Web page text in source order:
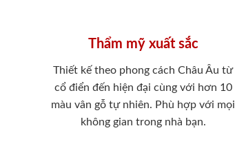
Thẩm mỹ xuất sắc
Thiết kế theo phong cách Châu Âu từ
cổ điển đến hiện đại cùng với hơn 10
màu vân gỗ tự nhiên. Phù hợp với mọi
không gian trong nhà bạn.